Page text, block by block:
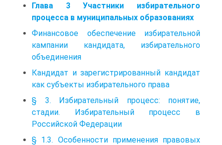
Глава 3 Участники избирательного
процесса в муниципальных образованиях
Финансовое обеспечение избирательной
кампании кандидата, избирательного
объединения
Кандидат и зарегистрированный кандидат
как субъекты избирательного права
§ 3. Избирательный процесс: понятие,
стадии. Избирательный процесс в
Российской Федерации
§ 1.3. Особенности применения правовых